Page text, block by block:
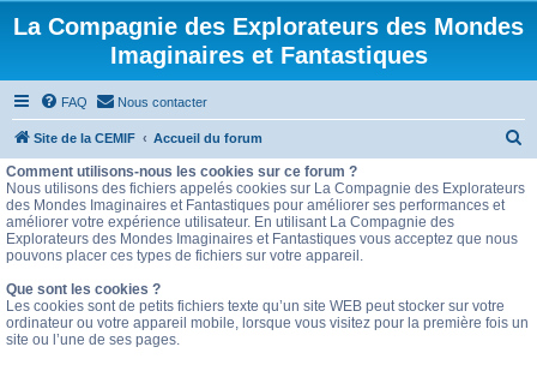
La Compagnie des Explorateurs des Mondes
Imaginaires et Fantastiques
FAQ Nous contacter
Site de la CEMIF Accueil du forum
c
Comment utilisons-nous les cookies sur ce forum ?
Nous utilisons des fichiers appelés cookies sur La Compagnie des Explorateurs
des Mondes Imaginaires et Fantastiques pour améliorer ses performances et
améliorer votre expérience utilisateur. En utilisant La Compagnie des
Explorateurs des Mondes Imaginaires et Fantastiques vous acceptez que nous
pouvons placer ces types de fichiers sur votre appareil.
Que sont les cookies ?
Les cookies sont de petits fichiers texte qu’un site WEB peut stocker sur votre
ordinateur ou votre appareil mobile, lorsque vous visitez pour la première fois un
site ou l’une de ses pages.